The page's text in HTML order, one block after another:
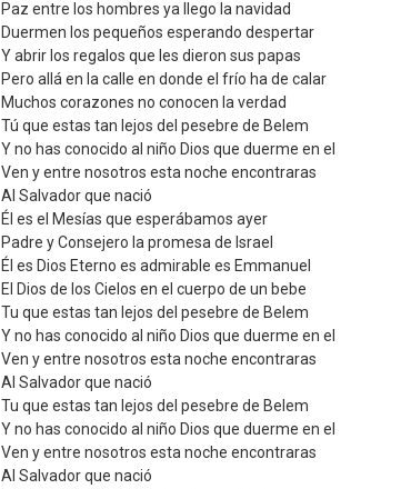
Paz entre los hombres ya llego la navidad
Duermen los pequeños esperando despertar
Y abrir los regalos que les dieron sus papas
Pero allá en la calle en donde el frío ha de calar
Muchos corazones no conocen la verdad
Tú que estas tan lejos del pesebre de Belem
Y no has conocido al niño Dios que duerme en el
Ven y entre nosotros esta noche encontraras
Al Salvador que nació
Él es el Mesías que esperábamos ayer
Padre y Consejero la promesa de Israel
Él es Dios Eterno es admirable es Emmanuel
El Dios de los Cielos en el cuerpo de un bebe
Tu que estas tan lejos del pesebre de Belem
Y no has conocido al niño Dios que duerme en el
Ven y entre nosotros esta noche encontraras
Al Salvador que nació
Tu que estas tan lejos del pesebre de Belem
Y no has conocido al niño Dios que duerme en el
Ven y entre nosotros esta noche encontraras
Al Salvador que nació